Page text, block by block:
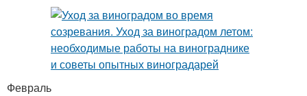
Февраль